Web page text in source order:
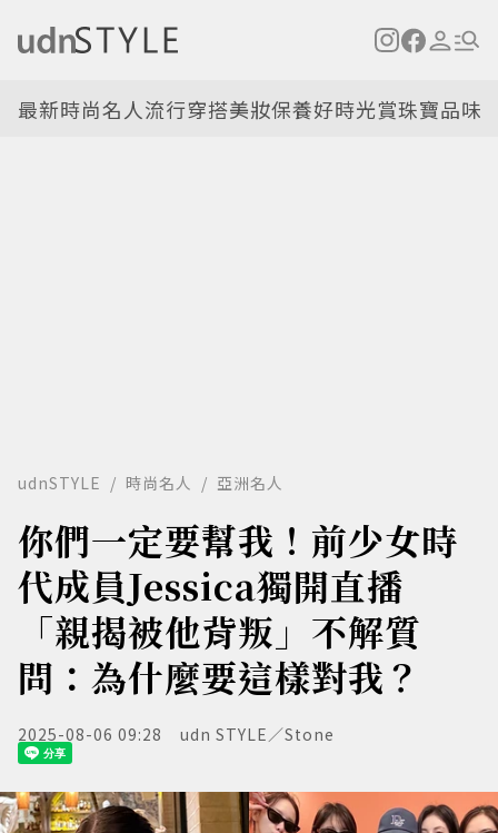
最新時尚名人流行穿搭美妝保養好時光賞珠寶品味
udnSTYLE 時尚名人 亞洲名人
你們一定要幫我！前少女時
代成員Jessica獨開直播
「親揭被他背叛」不解質
問：為什麼要這樣對我？
2025-08-06 09:28 udn STYLE／Stone